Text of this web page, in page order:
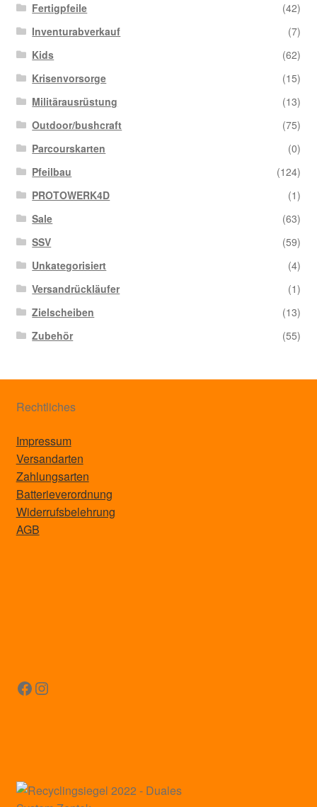
Fertigpfeile
(42)
Inventurabverkauf
(7)
Kids
(62)
Krisenvorsorge
(15)
Militärausrüstung
(13)
Outdoor/bushcraft
(75)
Parcourskarten
(0)
Pfeilbau
(124)
PROTOWERK4D
(1)
Sale
(63)
SSV
(59)
Unkategorisiert
(4)
Versandrückläufer
(1)
Zielscheiben
(13)
Zubehör
(55)
Rechtliches
Impressum
Versandarten
Zahlungsarten
Batterieverordnung
Widerrufsbelehrung
AGB
Facebook
Instagram